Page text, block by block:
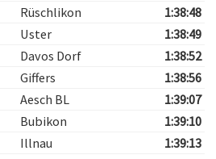
Rüschlikon
1:38:48
Uster
1:38:49
Davos Dorf
1:38:52
Giffers
1:38:56
Aesch BL
1:39:07
Bubikon
1:39:10
Illnau
1:39:13